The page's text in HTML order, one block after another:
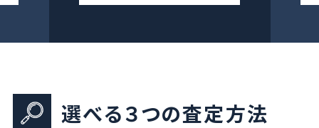
選べる３つの査定方法